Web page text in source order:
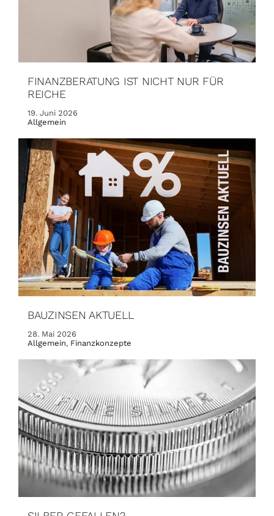
FINANZBERATUNG IST NICHT NUR FÜR
REICHE
19. Juni 2026
Allgemein
BAUZINSEN AKTUELL
28. Mai 2026
Allgemein, Finanzkonzepte